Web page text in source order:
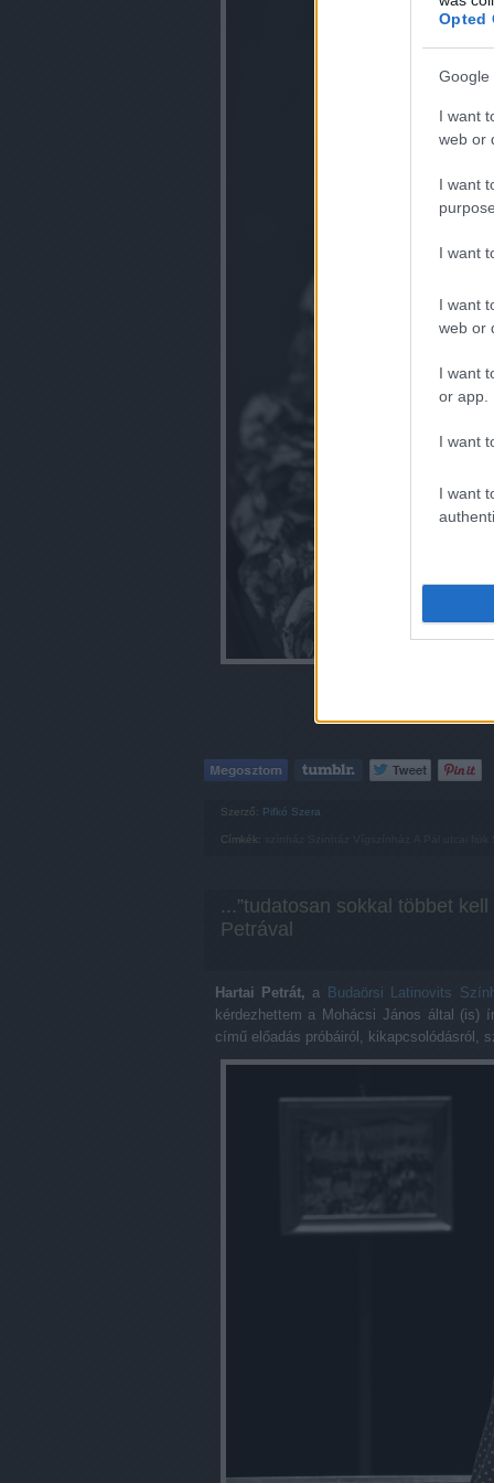
Opted
Google
I want
web or
I want
I want
I want
web or
I want
or app.
I want
I want
Szerző: Pifkó Szera
Címkék:
...”tudatosan sokkal többet
Petrával
Hartai Petrát, a Budaörsi Latinovits
kérdezhettem a Mohácsi János által (is)
című előadás próbáiról, kikapcsolódásról,